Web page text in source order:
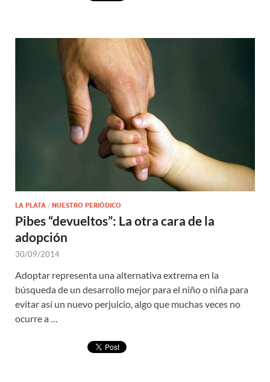
LA PLATA / NUESTRO PERIÓDICO
Pibes “devueltos”: La otra cara de la
adopción
30/09/2014
Adoptar representa una alternativa extrema en la
búsqueda de un desarrollo mejor para el niño o niña para
evitar así un nuevo perjuicio, algo que muchas veces no
ocurre a …